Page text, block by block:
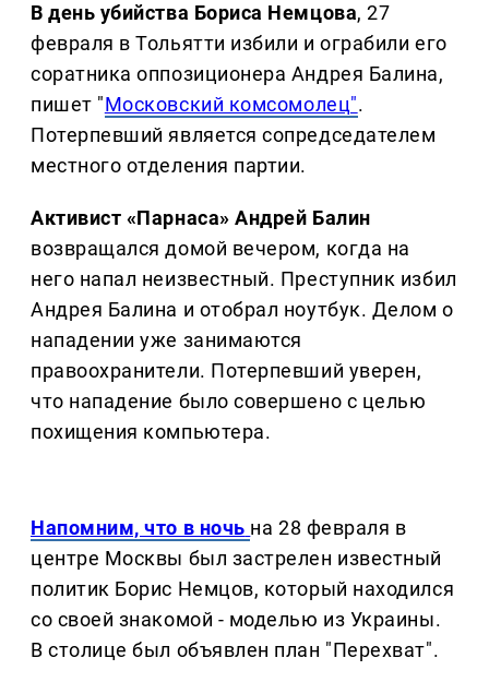
В день убийства Бориса Немцова, 27
февраля в Тольятти избили и ограбили его
соратника оппозиционера Андрея Балина,
пишет "Московский комсомолец".
Потерпевший является сопредседателем
местного отделения партии.
Активист «Парнаса» Андрей Балин
возвращался домой вечером, когда на
него напал неизвестный. Преступник избил
Андрея Балина и отобрал ноутбук. Делом о
нападении уже занимаются
правоохранители. Потерпевший уверен,
что нападение было совершено с целью
похищения компьютера.
Напомним, что в ночь на 28 февраля в
центре Москвы был застрелен известный
политик Борис Немцов, который находился
со своей знакомой - моделью из Украины.
В столице был объявлен план "Перехват".